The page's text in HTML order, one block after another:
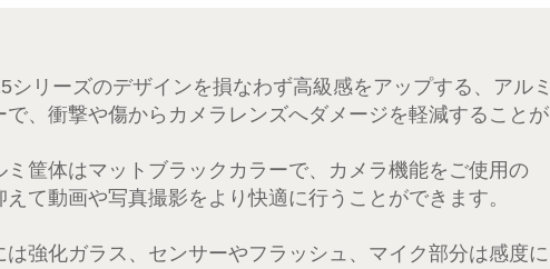
シリーズのデザインを損なわず高級感をアップする、アルミ
で、衝撃や傷からカメラレンズへダメージを軽減することが
ミ筐体はマットブラックカラーで、カメラ機能をご使用の
て動画や写真撮影をより快適に行うことができます。
は強化ガラス、センサーやフラッシュ、マイク部分は感度に